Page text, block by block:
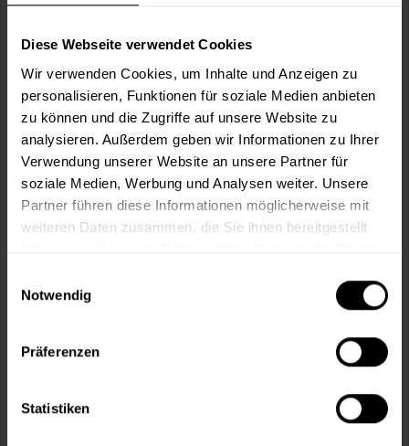
Diese Webseite verwendet Cookies
Wir verwenden Cookies, um Inhalte und Anzeigen zu
personalisieren, Funktionen für soziale Medien anbieten
zu können und die Zugriffe auf unsere Website zu
analysieren. Außerdem geben wir Informationen zu Ihrer
Verwendung unserer Website an unsere Partner für
soziale Medien, Werbung und Analysen weiter. Unsere
Partner führen diese Informationen möglicherweise mit
weiteren Daten zusammen, die Sie ihnen bereitgestellt
Notwendig
Präferenzen
Statistiken
2 weitere
Impredur Seidenmattlack 880 (RAL 3000
aromatenfrei, Spitzenqualität, für außen und innen
0,375 Liter 40,49 €
107,97 € / 1 Liter